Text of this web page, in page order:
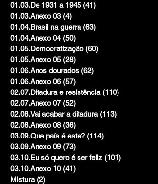
01.03.De 1931 a 1945 (41)
01.03.Anexo 03 (4)
01.04.Brasil na guerra (63)
01.04.Anexo 04 (50)
01.05.Democratização (60)
01.05.Anexo 05 (28)
01.06.Anos dourados (62)
01.06.Anexo 06 (57)
02.07.Ditadura e resistência (110)
02.07.Anexo 07 (52)
02.08.Vai acabar a ditadura (113)
02.08.Anexo 08 (36)
03.09.Que país é este? (114)
03.09.Anexo 09 (73)
03.10.Eu só quero é ser feliz (101)
03.10.Anexo 10 (41)
Mistura (2)